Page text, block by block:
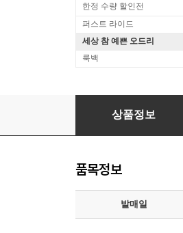
한정 수량 할인전
퍼스트 라이드
세상 참 예쁜 오드리
룩백
Michala Petri 미칼
상품정보
품목정보
발매일